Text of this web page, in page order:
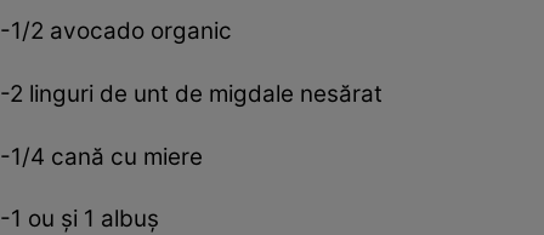
-1/2 avocado organic
-2 linguri de unt de migdale nesărat
-1/4 cană cu miere
-1 ou şi 1 albuş